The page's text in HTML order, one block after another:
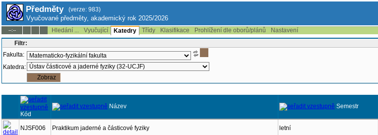
Předměty (verze: 983)
Vyučované předměty, akademický rok 2025/2026
--:-- Hledání ... Vyučující Katedry Třídy Klasifikace Prohlížení dle oborů/plánů
Nastavení
Filtr:
Fakulta:
Katedra:
Kód
Název Semestr
NJSF006 Praktikum jaderné a částicové fyziky letní